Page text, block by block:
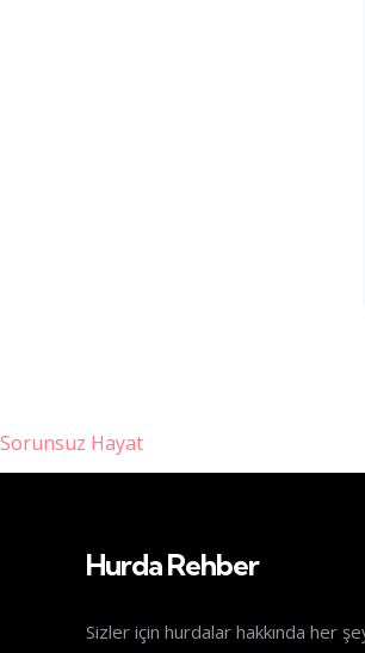
Sorunsuz Hayat
Hurda Rehber
Sizler için hurdalar hakkında her